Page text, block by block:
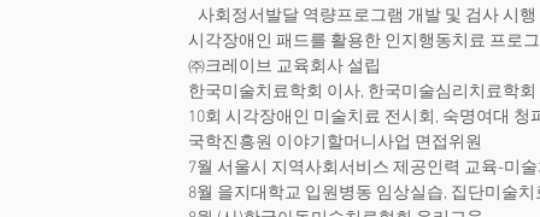
사회정서발달 역량프로그램 개발 및 검사 시행
시각장애인 패드를 활용한 인지행동치료 프로
㈜크레이브 교육회사 설립
한국미술치료학회 이사, 한국미술심리치료학
10회 시각장애인 미술치료 전시회, 숙명여대 청
국학진흥원 이야기할머니사업 면접위원
7월 서울시 지역사회서비스 제공인력 교육-미
8월 을지대학교 입원병동 임상실습, 집단미술치